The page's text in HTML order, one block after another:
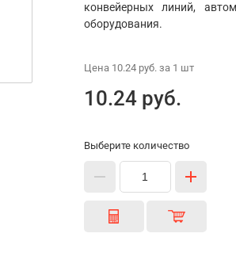
конвейерных линий,
оборудования.
Цена 10.24 руб.за 1 шт
10.24 руб.
Выберите количество